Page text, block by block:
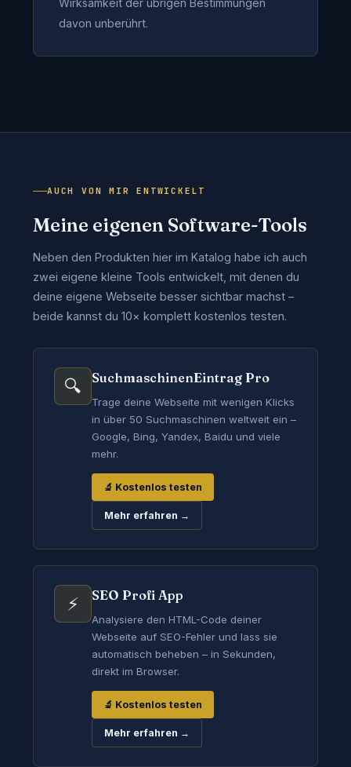
Wirksamkeit der übrigen Bestimmungen
davon unberührt.
AUCH VON MIR ENTWICKELT
Meine eigenen Software-Tools
Neben den Produkten hier im Katalog habe ich auch
zwei eigene kleine Tools entwickelt, mit denen du
deine eigene Webseite besser sichtbar machst –
beide kannst du 10× komplett kostenlos testen.
🔍 SuchmaschinenEintrag Pro
Trage deine Webseite mit wenigen Klicks
in über 50 Suchmaschinen weltweit ein –
Google, Bing, Yandex, Baidu und viele
mehr.
🔬 Kostenlos testen
Mehr erfahren →
⚡ SEO Profi App
Analysiere den HTML-Code deiner
Webseite auf SEO-Fehler und lass sie
automatisch beheben – in Sekunden,
direkt im Browser.
🔬 Kostenlos testen
Mehr erfahren →